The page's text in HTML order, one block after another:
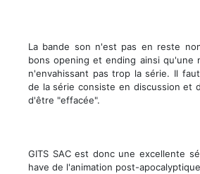
La bande son n'est pas en reste
bons opening et ending ainsi qu'une
n'envahissant pas trop la série. Il
de la série consiste en discussion et
d'être "effacée".
GITS SAC est donc une excellente
have de l'animation post-